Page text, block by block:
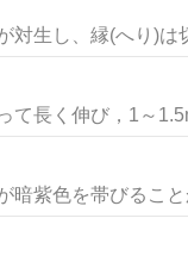
対生し、縁(へり)は
て長く伸び，1～
暗紫色を帯びるこ